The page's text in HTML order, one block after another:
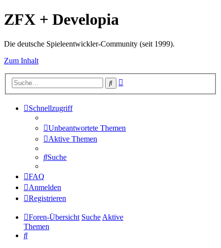
ZFX + Developia
Die deutsche Spieleentwickler-Community (seit 1999).
Zum Inhalt
Suche
Schnellzugriff
Unbeantwortete Themen
Aktive Themen
Suche
FAQ
Anmelden
Registrieren
Foren-Übersicht SucheAktive
Themen
Suche